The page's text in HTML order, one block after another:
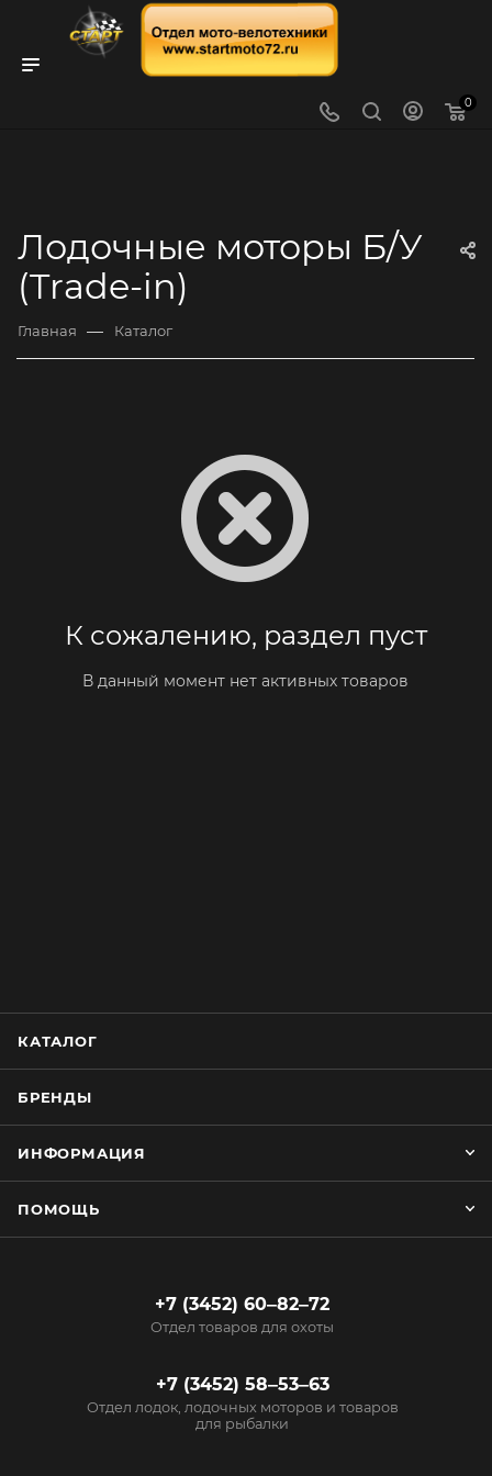
0
Лодочные моторы Б/У
(Trade-in)
Главная — Каталог
К сожалению, раздел пуст
В данный момент нет активных товаров
КАТАЛОГ
БРЕНДЫ
ИНФОРМАЦИЯ
ПОМОЩЬ
+7 (3452) 60‒82‒72
Отдел товаров для охоты
+7 (3452) 58‒53‒63
Отдел лодок, лодочных моторов и товаров
для рыбалки